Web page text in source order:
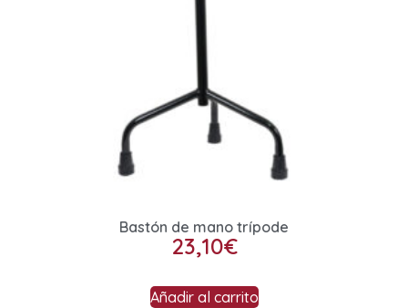
Bastón de mano trípode
23,10€
Añadir al carrito